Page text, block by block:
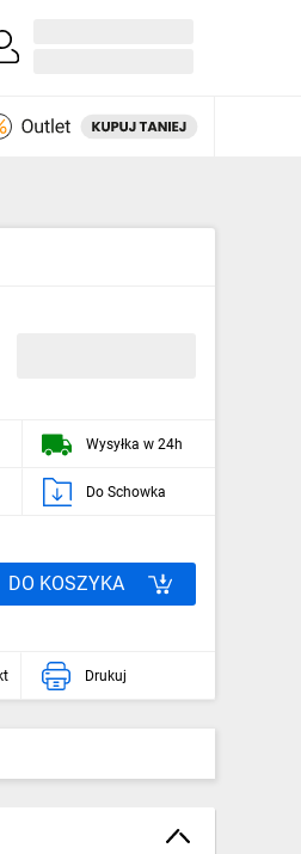
Wysyłka w 24h
Do Schowka
DO KOSZYKA
Drukuj